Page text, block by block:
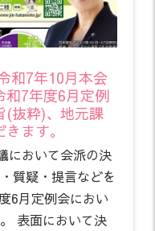
和7年10月本会
和7年度6月定例
(抜粋)、地元課
ます。
において会派の決
質疑・提言などを
6月定例会におい
表面において決